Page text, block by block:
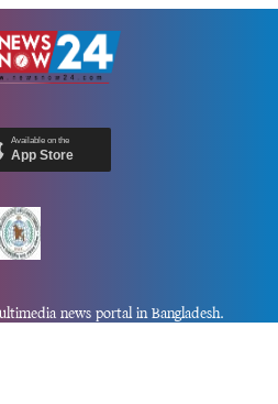
Available on the
App Store
news portal in Bangladesh.